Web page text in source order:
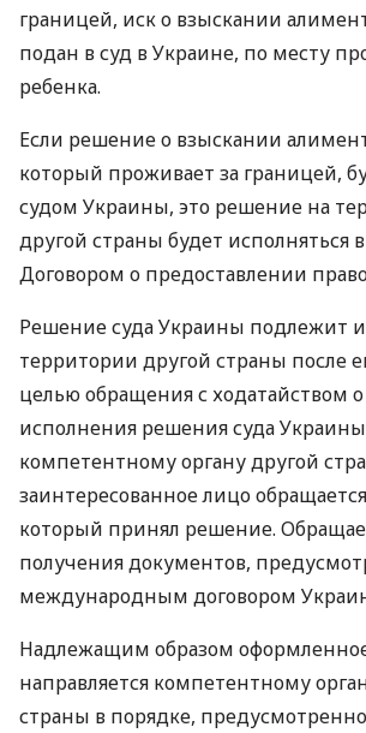
границей, иск о взыскании
подан в суд в Украине, по месту
ребенка.
Если решение о взыскании
который проживает за границей,
судом Украины, это решение на
другой страны будет исполняться
Договором о предоставлении
Решение суда Украины подлежит
территории другой страны после
целью обращения с ходатайством
исполнения решения суда
компетентному органу другой
заинтересованное лицо
который принял решение.
получения документов,
международным договором
Надлежащим образом
направляется компетентному
страны в порядке,